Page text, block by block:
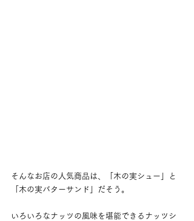
そんなお店の人気商品は、「木の実シュー」と
「木の実バターサンド」だそう。
いろいろなナッツの風味を堪能できるナッツシ